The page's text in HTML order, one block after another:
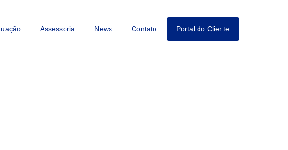
Assessoria News Contato Portal do Cliente